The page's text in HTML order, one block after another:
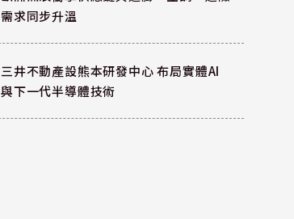
需求同步升溫
三井不動產設熊本研發中心 布局實體AI
與下一代半導體技術